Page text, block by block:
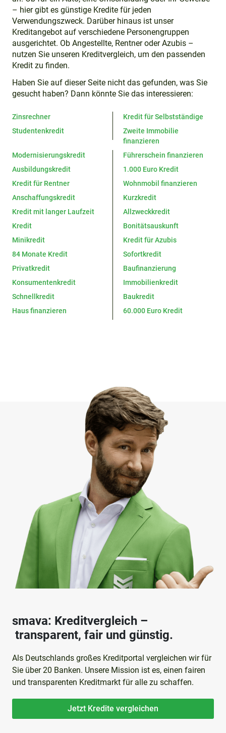
– hier gibt es günstige Kredite für jeden
Verwendungszweck. Darüber hinaus ist unser
Kreditangebot auf verschiedene Personengruppen
ausgerichtet. Ob Angestellte, Rentner oder Azubis –
nutzen Sie unseren Kreditvergleich, um den passenden
Kredit zu finden.
Haben Sie auf dieser Seite nicht das gefunden, was Sie
gesucht haben? Dann könnte Sie das interessieren:
Zinsrechner
Kredit für Selbstständige
Studentenkredit
Zweite Immobilie
finanzieren
Modernisierungskredit
Führerschein finanzieren
Ausbildungskredit
1.000 Euro Kredit
Kredit für Rentner
Wohnmobil finanzieren
Anschaffungskredit
Kurzkredit
Kredit mit langer Laufzeit
Allzweckkredit
Kredit
Bonitätsauskunft
Minikredit
Kredit für Azubis
84 Monate Kredit
Sofortkredit
Privatkredit
Baufinanzierung
Konsumentenkredit
Immobilienkredit
Schnellkredit
Baukredit
Haus finanzieren
60.000 Euro Kredit
smava: Kreditvergleich –
transparent, fair und günstig.
Als Deutschlands großes Kreditportal vergleichen wir für
Sie über 20 Banken. Unsere Mission ist es, einen fairen
und transparenten Kreditmarkt für alle zu schaffen.
Jetzt Kredite vergleichen